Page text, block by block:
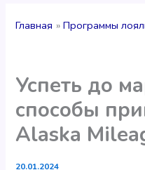
Главная Программы
Успеть до
способы
Alaska
20.01.2024